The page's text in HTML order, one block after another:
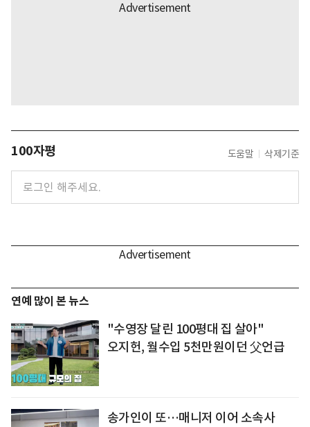
100자평 도움말 삭제기준
연예 많이 본 뉴스
"수영장 달린 100평대 집 살아"
오지헌, 월수입 5천만원이던 父언급
송가인이 또…매니저 이어 소속사